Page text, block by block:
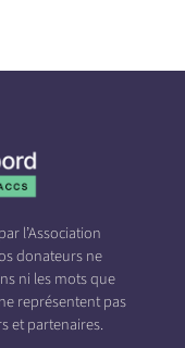
l’Association
donateurs ne
ni les mots que
représentent pas
et partenaires.